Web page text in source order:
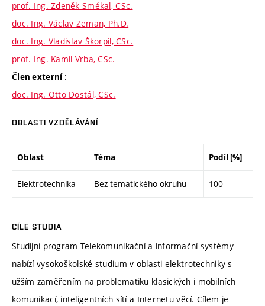
prof. Ing. Zdeněk Smékal, CSc.
doc. Ing. Václav Zeman, Ph.D.
doc. Ing. Vladislav Škorpil, CSc.
prof. Ing. Kamil Vrba, CSc.
Člen externí :
doc. Ing. Otto Dostál, CSc.
OBLASTI VZDĚLÁVÁNÍ
Oblast Téma Podíl [%]
Elektrotechnika Bez tematického okruhu 100
CÍLE STUDIA
Studijní program Telekomunikační a informační systémy
nabízí vysokoškolské studium v oblasti elektrotechniky s
užším zaměřením na problematiku klasických i mobilních
komunikací, inteligentních sítí a Internetu věcí. Cílem je